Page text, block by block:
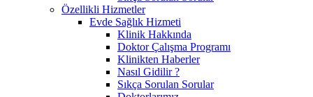
Özellikli Hizmetler
Evde Sağlık Hizmeti
Klinik Hakkında
Doktor Çalışma Programı
Klinikten Haberler
Nasıl Gidilir ?
Sıkça Sorulan Sorular